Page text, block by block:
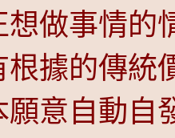
想做事情的
根據的傳統
願意自動自